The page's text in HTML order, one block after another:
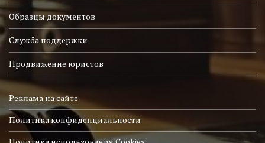
Образцы документов
Служба поддержки
Продвижение юристов
Реклама на сайте
Политика конфиденциальности